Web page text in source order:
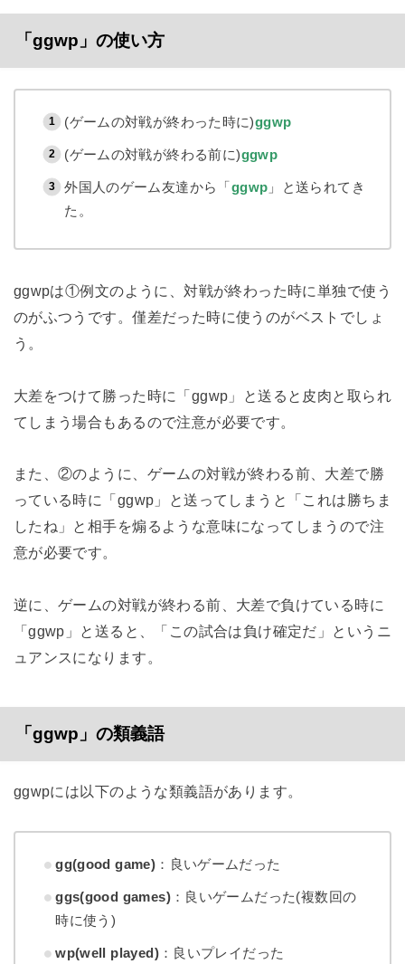
「ggwp」の使い方
(ゲームの対戦が終わった時に)ggwp
(ゲームの対戦が終わる前に)ggwp
外国人のゲーム友達から「ggwp 」と送られてき
た。
ggwpは①例文のように、対戦が終わった時に単独で使う
のがふつうです。僅差だった時に使うのがベストでしょ
う。
大差をつけて勝った時に「ggwp」と送ると皮肉と取られ
てしまう場合もあるので注意が必要です。
また、②のように、ゲームの対戦が終わる前、大差で勝
っている時に「ggwp」と送ってしまうと「これは勝ちま
したね」と相手を煽るような意味になってしまうので注
意が必要です。
逆に、ゲームの対戦が終わる前、大差で負けている時に
「ggwp」と送ると、「この試合は負け確定だ」というニ
ュアンスになります。
「ggwp」の類義語
ggwpには以下のような類義語があります。
gg(good game) ：良いゲームだった
ggs(good games)：良いゲームだった(複数回の
時に使う)
wp(well played)：良いプレイだった